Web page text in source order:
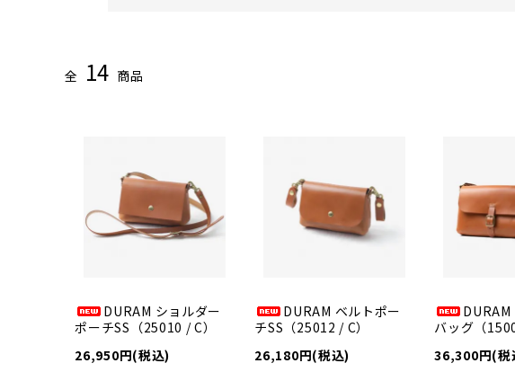
全 14 商品
DURAM ショルダー
ポーチSS（25010 / C）
26,950円(税込)
DURAM ベルトポー
チSS（25012 / C）
26,180円(税込)
DURAM
バッグ（
36,300円(税